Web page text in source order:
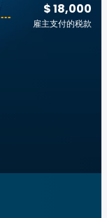
$ 18,000
雇主支付的税款